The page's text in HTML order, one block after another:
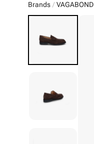
Brands VAGABOND